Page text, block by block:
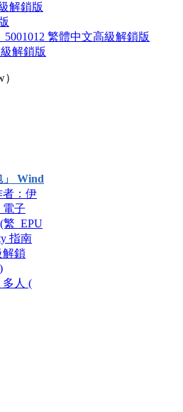
解鎖版
繁體中文高級解鎖版
解鎖版
」 Wind
者：伊
電子
_EPU
指南
解鎖
多人 (